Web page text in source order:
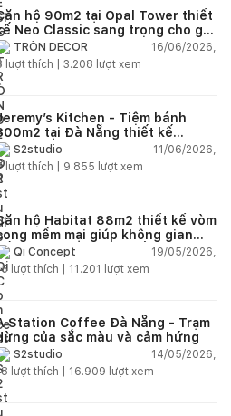
hộ 90m2 tại Opal Tower thiết
Neo Classic sang trọng cho gia
trẻ
TRÒN DECOR
16/06/2026,
lượt thích | 3.208 lượt xem
Kitchen - Tiệm bánh
tại Đà Nẵng thiết kế
cách công nghiệp hiện đại
tràn ánh sáng tự nhiên
S2studio
11/06/2026,
lượt thích | 9.855 lượt xem
hộ Habitat 88m2 thiết kế vòm
mềm mại giúp không gian
hiện đại trở nên ấm áp hơn
Qi Concept
19/05/2026,
lượt thích | 11.201 lượt xem
Station Coffee Đà Nẵng - Trạm
của sắc màu và cảm hứng
S2studio
14/05/2026,
lượt thích | 16.909 lượt xem